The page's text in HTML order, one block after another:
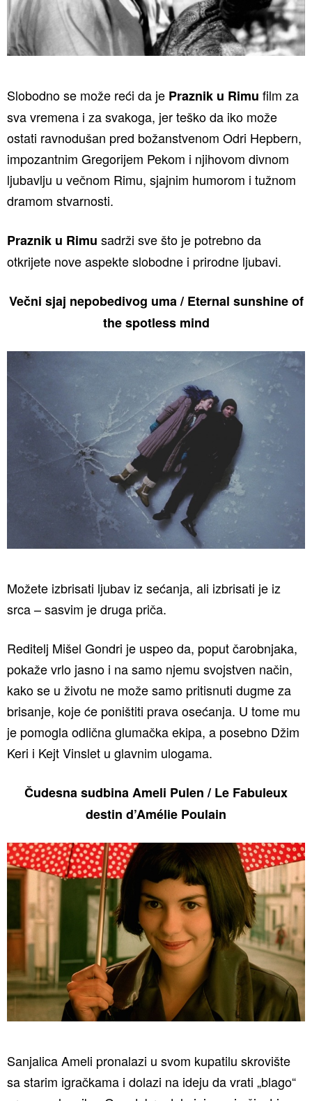
Slobodno se može reći da je Praznik u Rimu film za
sva vremena i za svakoga, jer teško da iko može
ostati ravnodušan pred božanstvenom Odri Hepbern,
impozantnim Gregorijem Pekom i njihovom divnom
ljubavlju u večnom Rimu, sjajnim humorom i tužnom
dramom stvarnosti.
Praznik u Rimu sadrži sve što je potrebno da
otkrijete nove aspekte slobodne i prirodne ljubavi.
Večni sjaj nepobedivog uma / Eternal sunshine of
the spotless mind
Možete izbrisati ljubav iz sećanja, ali izbrisati je iz
srca – sasvim je druga priča.
Reditelj Mišel Gondri je uspeo da, poput čarobnjaka,
pokaže vrlo jasno i na samo njemu svojstven način,
kako se u životu ne može samo pritisnuti dugme za
brisanje, koje će poništiti prava osećanja. U tome mu
je pomogla odlična glumačka ekipa, a posebno Džim
Keri i Kejt Vinslet u glavnim ulogama.
Čudesna sudbina Ameli Pulen / Le Fabuleux
destin d’Amélie Poulain
Sanjalica Ameli pronalazi u svom kupatilu skrovište
sa starim igračkama i dolazi na ideju da vrati „blago“